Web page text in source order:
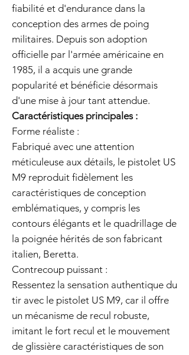
fiabilité et d'endurance dans la
conception des armes de poing
militaires. Depuis son adoption
officielle par l'armée américaine en
1985, il a acquis une grande
popularité et bénéficie désormais
d'une mise à jour tant attendue.
Caractéristiques principales :
Forme réaliste :
Fabriqué avec une attention
méticuleuse aux détails, le pistolet US
M9 reproduit fidèlement les
caractéristiques de conception
emblématiques, y compris les
contours élégants et le quadrillage de
la poignée hérités de son fabricant
italien, Beretta.
Contrecoup puissant :
Ressentez la sensation authentique du
tir avec le pistolet US M9, car il offre
un mécanisme de recul robuste,
imitant le fort recul et le mouvement
de glissière caractéristiques de son